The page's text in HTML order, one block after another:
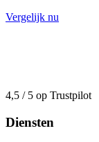
Vergelijk nu
4,5 / 5 op Trustpilot
Diensten